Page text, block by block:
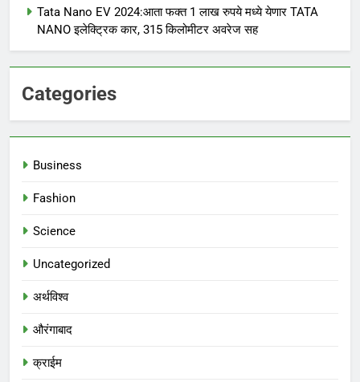
Tata Nano EV 2024:आता फक्त 1 लाख रुपये मध्ये येणार TATA
NANO इलेक्ट्रिक कार, 315 किलोमीटर अवरेज सह
Categories
Business
Fashion
Science
Uncategorized
अर्थविश्व
औरंगाबाद
क्राईम